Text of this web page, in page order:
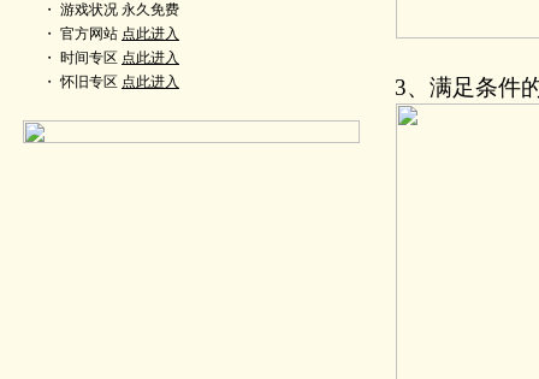
・ 游戏状况 永久免费
・ 官方网站 点此进入
・ 时间专区 点此进入
・ 怀旧专区 点此进入 3、满足条件